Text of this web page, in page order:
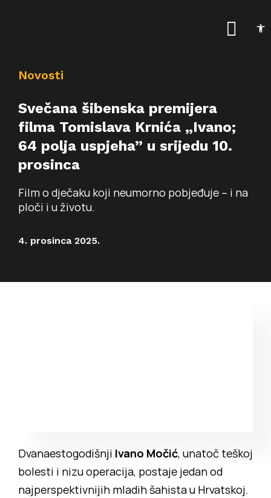
Open
Kalendar događanja
Arhiva događanja
Novosti
O prostoru
Traži...
Novosti
Svečana šibenska premijera
filma Tomislava Krnića „Ivano;
64 polja uspjeha” u srijedu 10.
prosinca
Film o dječaku koji neumorno pobjeđuje – i na
ploči i u životu.
4. prosinca 2025.
Dvanaestogodišnji Ivano Močić, unatoč teškoj
bolesti i nizu operacija, postaje jedan od
najperspektivnijih mladih šahista u Hrvatskoj.